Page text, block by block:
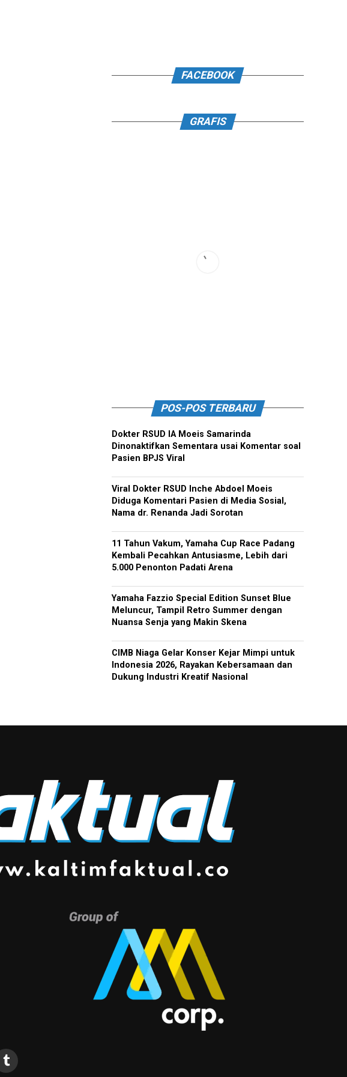
FACEBOOK
GRAFIS
POS-POS TERBARU
Dokter RSUD IA Moeis Samarinda
Dinonaktifkan Sementara usai Komentar soal
Pasien BPJS Viral
Viral Dokter RSUD Inche Abdoel Moeis
Diduga Komentari Pasien di Media Sosial,
Nama dr. Renanda Jadi Sorotan
11 Tahun Vakum, Yamaha Cup Race Padang
Kembali Pecahkan Antusiasme, Lebih dari
5.000 Penonton Padati Arena
Yamaha Fazzio Special Edition Sunset Blue
Meluncur, Tampil Retro Summer dengan
Nuansa Senja yang Makin Skena
CIMB Niaga Gelar Konser Kejar Mimpi untuk
Indonesia 2026, Rayakan Kebersamaan dan
Dukung Industri Kreatif Nasional